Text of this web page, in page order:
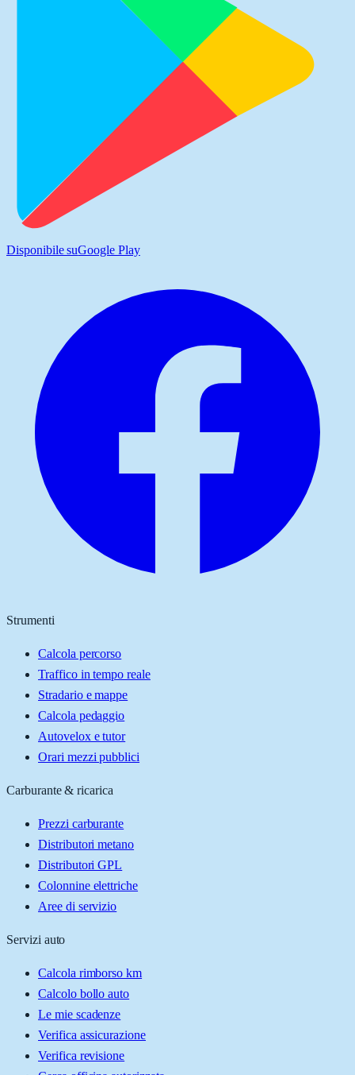
Disponibile suGoogle Play
Strumenti
Calcola percorso
Traffico in tempo reale
Stradario e mappe
Calcola pedaggio
Autovelox e tutor
Orari mezzi pubblici
Carburante & ricarica
Prezzi carburante
Distributori metano
Distributori GPL
Colonnine elettriche
Aree di servizio
Servizi auto
Calcola rimborso km
Calcolo bollo auto
Le mie scadenze
Verifica assicurazione
Verifica revisione